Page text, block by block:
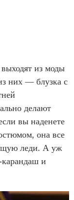
из моды
них — блузка с
делают
вы наденете
она все
леди. А уж
карандаш и